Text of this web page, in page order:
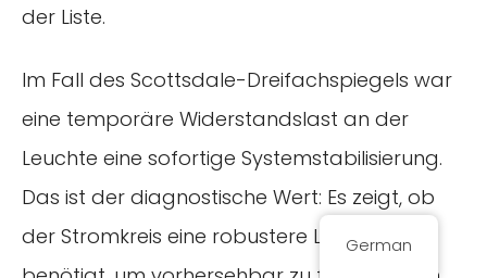
der Liste.
Im Fall des Scottsdale-Dreifachspiegels war
eine temporäre Widerstandslast an der
Leuchte eine sofortige Systemstabilisierung.
Das ist der diagnostische Wert: Es zeigt, ob
der Stromkreis eine robustere Lastpfad
German